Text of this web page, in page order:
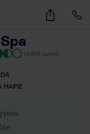
26
(6095 opinii)
MAPIE